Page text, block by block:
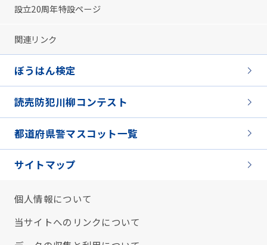
設立20周年特設ページ
関連リンク
ぼうはん検定
読売防犯川柳コンテスト
都道府県警マスコット一覧
サイトマップ
個人情報について
当サイトへのリンクについて